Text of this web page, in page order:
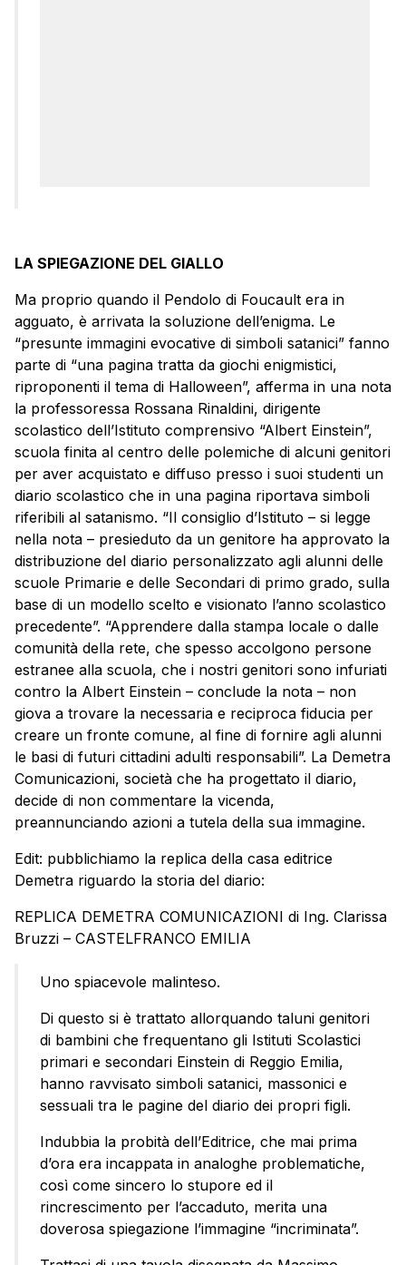
LA SPIEGAZIONE DEL GIALLO
Ma proprio quando il Pendolo di Foucault era in
agguato, è arrivata la soluzione dell’enigma. Le
“presunte immagini evocative di simboli satanici” fanno
parte di “una pagina tratta da giochi enigmistici,
riproponenti il tema di Halloween”, afferma in una nota
la professoressa Rossana Rinaldini, dirigente
scolastico dell’Istituto comprensivo “Albert Einstein”,
scuola finita al centro delle polemiche di alcuni genitori
per aver acquistato e diffuso presso i suoi studenti un
diario scolastico che in una pagina riportava simboli
riferibili al satanismo. “Il consiglio d’Istituto – si legge
nella nota – presieduto da un genitore ha approvato la
distribuzione del diario personalizzato agli alunni delle
scuole Primarie e delle Secondari di primo grado, sulla
base di un modello scelto e visionato l’anno scolastico
precedente”. “Apprendere dalla stampa locale o dalle
comunità della rete, che spesso accolgono persone
estranee alla scuola, che i nostri genitori sono infuriati
contro la Albert Einstein – conclude la nota – non
giova a trovare la necessaria e reciproca fiducia per
creare un fronte comune, al fine di fornire agli alunni
le basi di futuri cittadini adulti responsabili”. La Demetra
Comunicazioni, società che ha progettato il diario,
decide di non commentare la vicenda,
preannunciando azioni a tutela della sua immagine.
Edit: pubblichiamo la replica della casa editrice
Demetra riguardo la storia del diario:
REPLICA DEMETRA COMUNICAZIONI di Ing. Clarissa
Bruzzi – CASTELFRANCO EMILIA
Uno spiacevole malinteso.
Di questo si è trattato allorquando taluni genitori
di bambini che frequentano gli Istituti Scolastici
primari e secondari Einstein di Reggio Emilia,
hanno ravvisato simboli satanici, massonici e
sessuali tra le pagine del diario dei propri figli.
Indubbia la probità dell’Editrice, che mai prima
d’ora era incappata in analoghe problematiche,
così come sincero lo stupore ed il
rincrescimento per l’accaduto, merita una
doverosa spiegazione l’immagine “incriminata”.